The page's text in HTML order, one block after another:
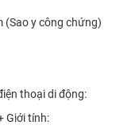
(Sao y công chứng)
di động:
tính: